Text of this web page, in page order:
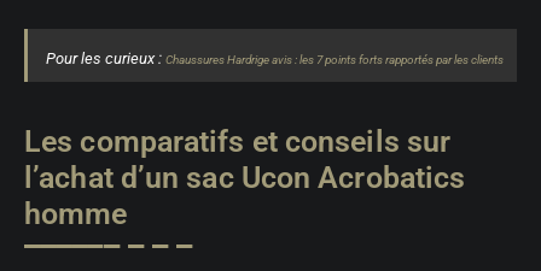
Pour les curieux : Chaussures Hardrige avis : les 7 points forts rapportés par les clients
Les comparatifs et conseils sur
l’achat d’un sac Ucon Acrobatics
homme